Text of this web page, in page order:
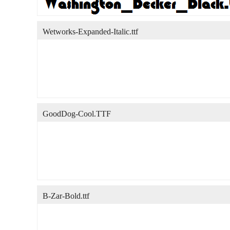
Wetworks-Expanded-Italic.ttf
GoodDog-Cool.TTF
B-Zar-Bold.ttf